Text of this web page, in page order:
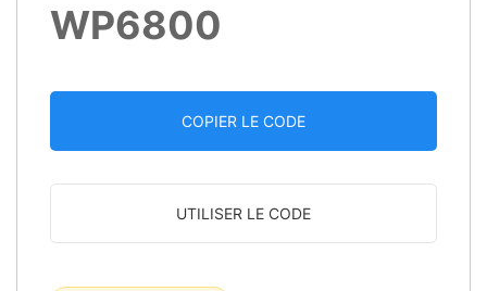
WP6800
COPIER LE CODE
UTILISER LE CODE